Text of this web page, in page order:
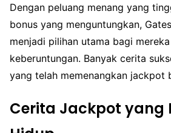
Dengan peluang menang yang
bonus yang menguntungkan,
menjadi pilihan utama bagi
keberuntungan. Banyak cerita
yang telah memenangkan jackpot
Cerita Jackpot yang